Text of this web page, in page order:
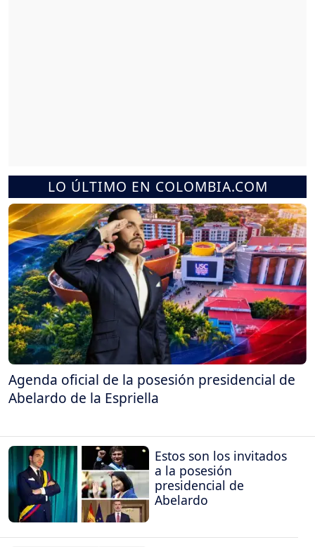
LO ÚLTIMO EN COLOMBIA.COM
Agenda oficial de la posesión presidencial de
Abelardo de la Espriella
Estos son los invitados
a la posesión
presidencial de
Abelardo